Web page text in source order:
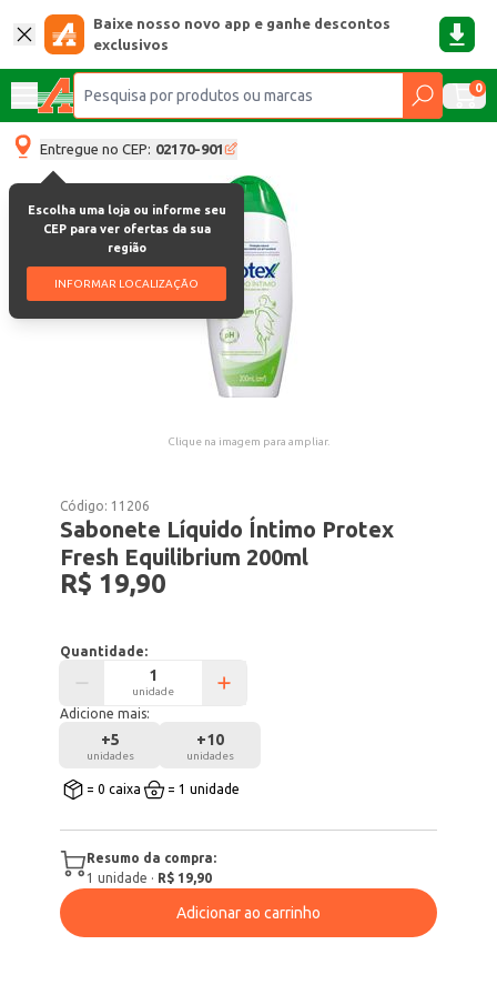
Baixe nosso novo app e ganhe descontos
exclusivos
0
Entregue no CEP: 02170-901
Escolha uma loja ou informe seu
CEP para ver ofertas da sua
região
INFORMAR LOCALIZAÇÃO
Clique na imagem para ampliar.
Código: 11206
Sabonete Líquido Íntimo Protex
Fresh Equilibrium 200ml
R$ 19,90
Quantidade:
unidade
Adicione mais:
+5
unidades
+10
unidades
= 0 caixa = 1 unidade
Resumo da compra:
1 unidade · R$ 19,90
Adicionar ao carrinho